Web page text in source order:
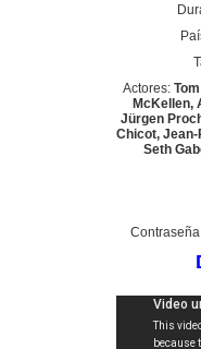
Actores:
McKellen,
Jürgen
Chicot,
Seth